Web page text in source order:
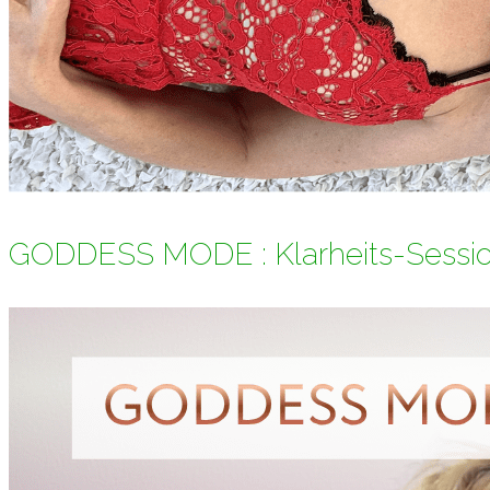
GODDESS MODE : Klarheits-